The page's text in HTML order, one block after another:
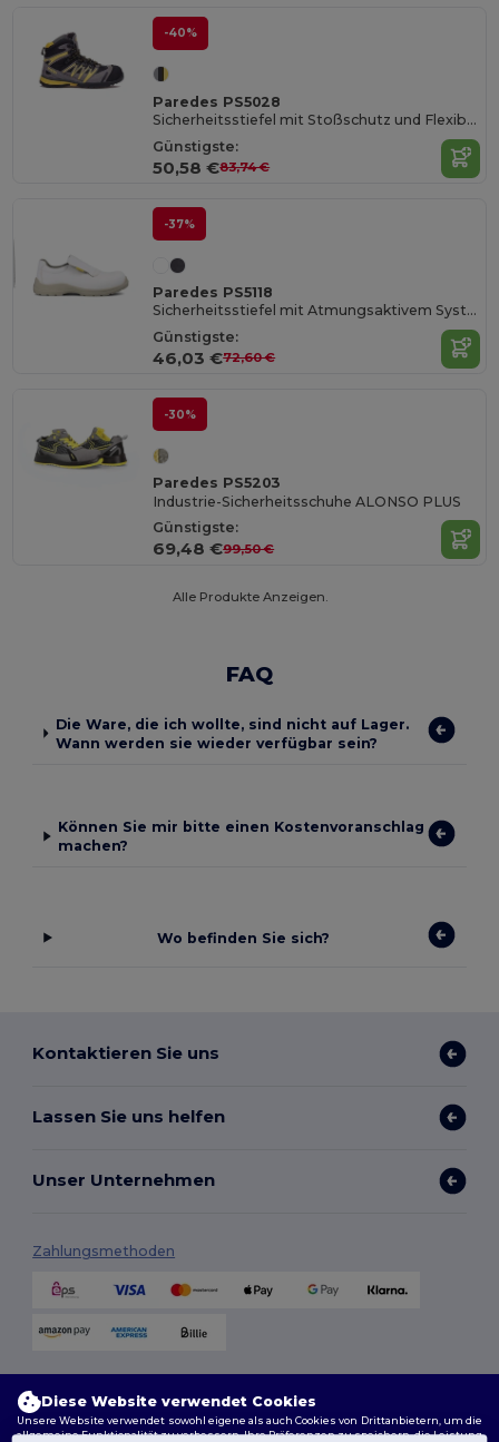
-40%
Paredes PS5028
Sicherheitsstiefel mit Stoßschutz und Flexibilität
Günstigste:
50,58 €83,74 €
-37%
Paredes PS5118
Sicherheitsstiefel mit Atmungsaktivem System
Günstigste:
46,03 €72,60 €
-30%
Paredes PS5203
Industrie-Sicherheitsschuhe ALONSO PLUS
Günstigste:
69,48 €99,50 €
Alle Produkte Anzeigen.
FAQ
Die Ware, die ich wollte, sind nicht auf Lager.
Wann werden sie wieder verfügbar sein?
Können Sie mir bitte einen Kostenvoranschlag
machen?
Wo befinden Sie sich?
Kontaktieren Sie uns
Lassen Sie uns helfen
Unser Unternehmen
Zahlungsmethoden
Diese Website verwendet Cookies
Unsere Website verwendet sowohl eigene als auch Cookies von Drittanbietern, um die
allgemeine Funktionalität zu verbessern, Ihre Präferenzen zu speichern, die Leistung